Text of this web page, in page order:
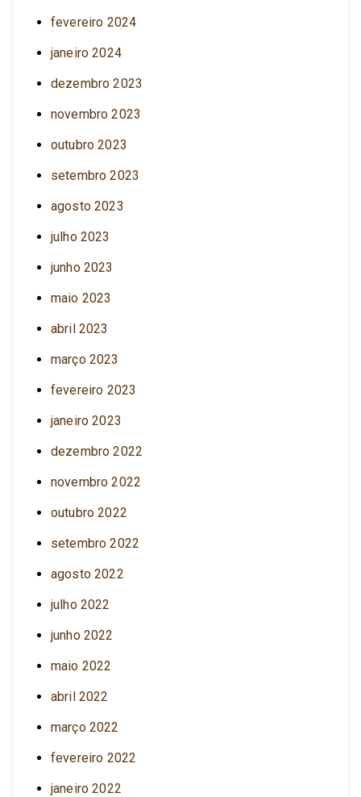
fevereiro 2024
janeiro 2024
dezembro 2023
novembro 2023
outubro 2023
setembro 2023
agosto 2023
julho 2023
junho 2023
maio 2023
abril 2023
março 2023
fevereiro 2023
janeiro 2023
dezembro 2022
novembro 2022
outubro 2022
setembro 2022
agosto 2022
julho 2022
junho 2022
maio 2022
abril 2022
março 2022
fevereiro 2022
janeiro 2022